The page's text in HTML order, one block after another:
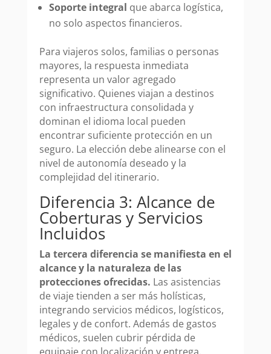
Soporte integral que abarca logística,
no solo aspectos financieros.
Para viajeros solos, familias o personas
mayores, la respuesta inmediata
representa un valor agregado
significativo. Quienes viajan a destinos
con infraestructura consolidada y
dominan el idioma local pueden
encontrar suficiente protección en un
seguro. La elección debe alinearse con el
nivel de autonomía deseado y la
complejidad del itinerario.
Diferencia 3: Alcance de
Coberturas y Servicios
Incluidos
La tercera diferencia se manifiesta en el
alcance y la naturaleza de las
protecciones ofrecidas. Las asistencias
de viaje tienden a ser más holísticas,
integrando servicios médicos, logísticos,
legales y de confort. Además de gastos
médicos, suelen cubrir pérdida de